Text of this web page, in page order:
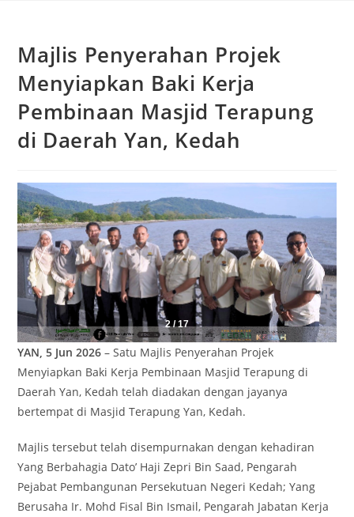
Majlis Penyerahan Projek
Menyiapkan Baki Kerja
Pembinaan Masjid Terapung
di Daerah Yan, Kedah
2 /17
YAN, 5 Jun 2026 – Satu Majlis Penyerahan Projek
Menyiapkan Baki Kerja Pembinaan Masjid Terapung di
Daerah Yan, Kedah telah diadakan dengan jayanya
bertempat di Masjid Terapung Yan, Kedah.
Majlis tersebut telah disempurnakan dengan kehadiran
Yang Berbahagia Dato’ Haji Zepri Bin Saad, Pengarah
Pejabat Pembangunan Persekutuan Negeri Kedah; Yang
Berusaha Ir. Mohd Fisal Bin Ismail, Pengarah Jabatan Kerja